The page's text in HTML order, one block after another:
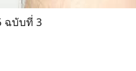
ฉบับที่ 3